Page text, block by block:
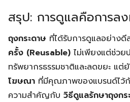
สรุป: การดูแลคือการล
ถุงกระดาษ ที่ได้รับการดูแลอย่างดี
ครั้ง (Reusable) ไม่เพียงแต่ช่วย
ทรัพยากรธรรมชาติและลดขยะ แต่
โฆษณา ที่มีคุณภาพของแบรนด์ไว้
ความสำคัญกับ วิธีดูแลรักษาถุงก